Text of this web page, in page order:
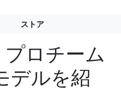
ストア
プロチーム
デルを紹